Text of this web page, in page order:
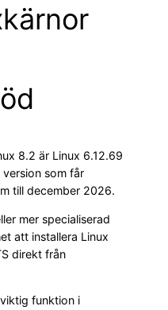
8.2 är Linux 6.12.69
som får
till december 2026.
mer specialiserad
att installera Linux
direkt från
funktion i